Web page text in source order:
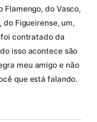
Flamengo, do Vasco,
do Figueirense, um,
contratado da
isso acontece são
meu amigo e não
que está falando.